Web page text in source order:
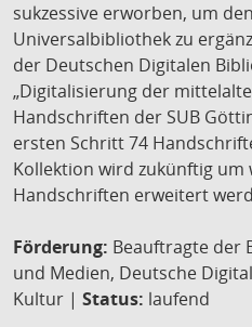
sukzessive erworben, um
Universalbibliothek zu
der Deutschen Digitalen
„Digitalisierung der
Handschriften der SUB
ersten Schritt 74
Kollektion wird zukünftig
Handschriften erweitert
Förderung: Beauftragte der
und Medien, Deutsche
Kultur | Status: laufend